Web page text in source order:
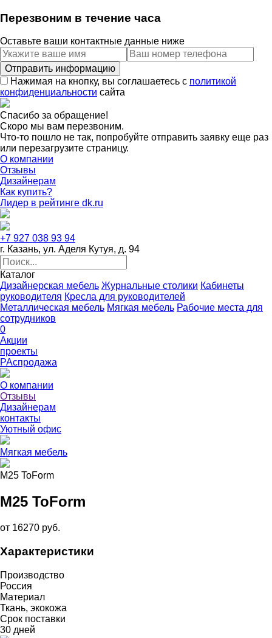
Перезвоним в течение часа
Оставьте ваши контактные данные ниже
Нажимая на кнопку, вы соглашаетесь с политикой
конфиденциальности сайта
Спасибо за обращение!
Скоро мы вам перезвоним.
Что-то пошло не так, попробуйте отправить заявку еще раз
или перезагрузите страницу.
О компании
Отзывы
Дизайнерам
Как купить?
Лидер в рейтинге dk.ru
+7 927 038 93 94
г. Казань, ул. Аделя Кутуя, д. 94
Каталог
Дизайнерская мебель Журнальные столики Кабинеты
руководителя Кресла для руководителей
Металлическая мебель Мягкая мебель Рабочие места для
сотрудников
0
Акции
проекты
РАспродажа
О компании
Отзывы
Дизайнерам
контакты
Уютный офис
Мягкая мебель
M25 ToForm
M25 ToForm
от 16270 руб.
Характеристики
Производство
Россия
Материал
Ткань, экокожа
Срок поставки
30 дней